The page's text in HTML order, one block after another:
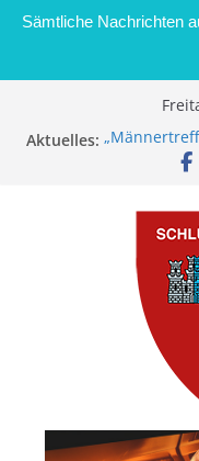
Sämtliche Nachrichten
Aktuelles:
der
Brand in
Kontrolle
Stadt